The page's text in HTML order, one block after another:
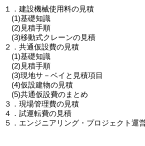
１．建設機械使用料の見積
(1)基礎知識
(2)見積手順
(3)移動式クレーンの見積
２．共通仮設費の見積
(1)基礎知識
(2)見積手順
(3)現地サ－ベイと見積項目
(4)仮設建物の見積
(5)共通仮設費のまとめ
３．現場管理費の見積
４．試運転費の見積
５．エンジニアリング・プロジェクト運